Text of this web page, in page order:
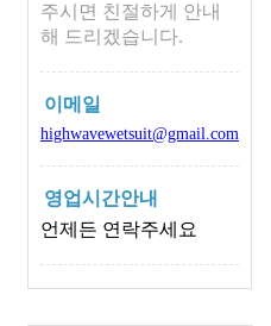
주시면 친절하게 안내
해 드리겠습니다.
이메일
highwavewetsuit@gmail.com
영업시간안내
언제든 연락주세요